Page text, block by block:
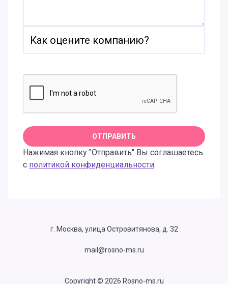
Нажимая кнопку "Отправить" Вы соглашаетесь
с политикой конфиденциальности.
г. Москва, улица Островитянова, д. 32
mail@rosno-ms.ru
Copyright © 2026 Rosno-ms.ru